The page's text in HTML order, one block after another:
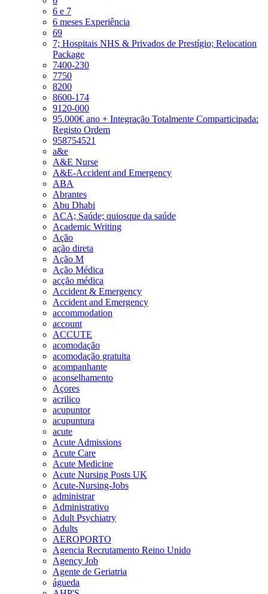
6 e 7
6 meses Experiência
69
7; Hospitais NHS & Privados de Prestígio; Relocation
Package
7400-230
7750
8200
8600-174
9120-000
95.000€ ano + Integração Totalmente Comparticipada:
Registo Ordem
958754521
a&e
A&E Nurse
A&E-Accident and Emergency
ABA
Abrantes
Abu Dhabi
ACA; Saúde; quiosque da saúde
Academic Writing
Ação
ação direta
Ação M
Ação Médica
acção médica
Accident & Emergency
Accident and Emergency
accommodation
account
ACCUTE
acomodação
acomodação gratuita
acompanhante
aconselhamento
Açores
acrilico
acupuntor
acupuntura
acute
Acute Admissions
Acute Care
Acute Medicine
Acute Nursing Posts UK
Acute-Nursing-Jobs
administrar
Administrativo
Adult Psychiatry
Adults
AEROPORTO
Agencia Recrutamento Reino Unido
Agency Job
Agente de Geriatria
águeda